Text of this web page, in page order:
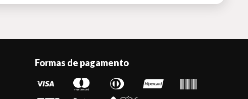
Formas de pagamento